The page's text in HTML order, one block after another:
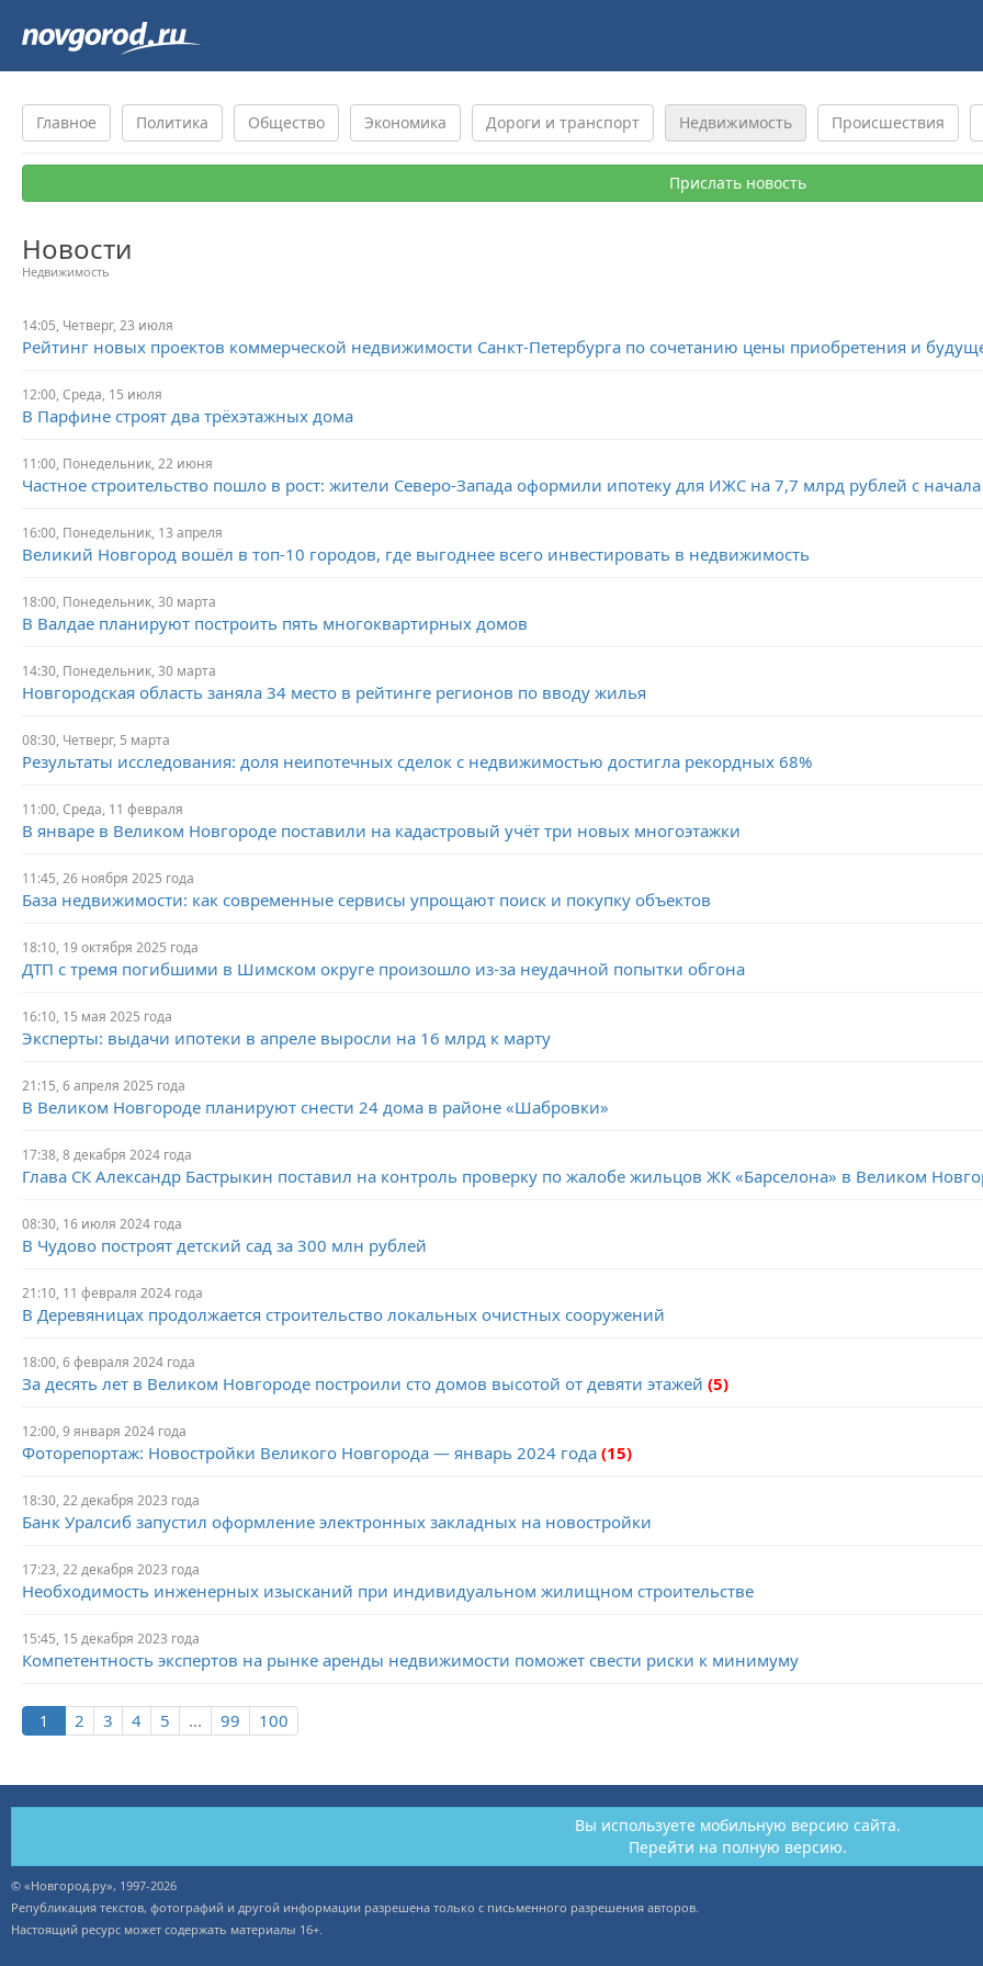
Главное Политика Общество Экономика Дороги и транспорт Недвижимость Происшествия
Прислать новость
Новости
Недвижимость
14:05, Четверг, 23 июля
Рейтинг новых проектов коммерческой недвижимости Санкт-Петербурга по сочетанию цены приобретения и
12:00, Среда, 15 июля
В Парфине строят два трёхэтажных дома
11:00, Понедельник, 22 июня
Частное строительство пошло в рост: жители Северо-Запада оформили ипотеку для ИЖС на 7,7 млрд рублей с начала
16:00, Понедельник, 13 апреля
Великий Новгород вошёл в топ-10 городов, где выгоднее всего инвестировать в недвижимость
18:00, Понедельник, 30 марта
В Валдае планируют построить пять многоквартирных домов
14:30, Понедельник, 30 марта
Новгородская область заняла 34 место в рейтинге регионов по вводу жилья
08:30, Четверг, 5 марта
Результаты исследования: доля неипотечных сделок с недвижимостью достигла рекордных 68%
11:00, Среда, 11 февраля
В январе в Великом Новгороде поставили на кадастровый учёт три новых многоэтажки
11:45, 26 ноября 2025 года
База недвижимости: как современные сервисы упрощают поиск и покупку объектов
18:10, 19 октября 2025 года
ДТП с тремя погибшими в Шимском округе произошло из-за неудачной попытки обгона
16:10, 15 мая 2025 года
Эксперты: выдачи ипотеки в апреле выросли на 16 млрд к марту
21:15, 6 апреля 2025 года
В Великом Новгороде планируют снести 24 дома в районе «Шабровки»
17:38, 8 декабря 2024 года
Глава СК Александр Бастрыкин поставил на контроль проверку по жалобе жильцов ЖК «Барселона» в Великом
08:30, 16 июля 2024 года
В Чудово построят детский сад за 300 млн рублей
21:10, 11 февраля 2024 года
В Деревяницах продолжается строительство локальных очистных сооружений
18:00, 6 февраля 2024 года
За десять лет в Великом Новгороде построили сто домов высотой от девяти этажей (5)
12:00, 9 января 2024 года
Фоторепортаж: Новостройки Великого Новгорода — январь 2024 года (15)
18:30, 22 декабря 2023 года
Банк Уралсиб запустил оформление электронных закладных на новостройки
17:23, 22 декабря 2023 года
Необходимость инженерных изысканий при индивидуальном жилищном строительстве
15:45, 15 декабря 2023 года
Компетентность экспертов на рынке аренды недвижимости поможет свести риски к минимуму
2 3 4 5 ... 99 100
Вы используете мобильную версию сайта.
Перейти на полную версию.
© «Новгород.ру», 1997-2026
Републикация текстов, фотографий и другой информации разрешена только с письменного разрешения авторов.
Настоящий ресурс может содержать материалы 16+.